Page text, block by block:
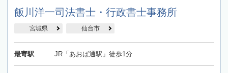
飯川洋一司法書士・行政書士事務所
宮城県 仙台市
最寄駅 JR「あおば通駅」徒歩1分